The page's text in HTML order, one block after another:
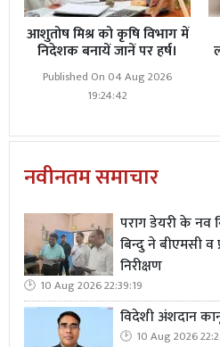
आशुतोष मिश्र को कृषि विभाग में
निदेशक बनायें जानें पर हर्ष।
Published On 04 Aug 2026
19:24:42
नवीनतम समाचार
पराग डेयरी के नव
बिन्दु ने बीएमसी
निरीक्षण
10 Aug 2026 22:39:19
विदेशी अंशदान
10 Aug 2026